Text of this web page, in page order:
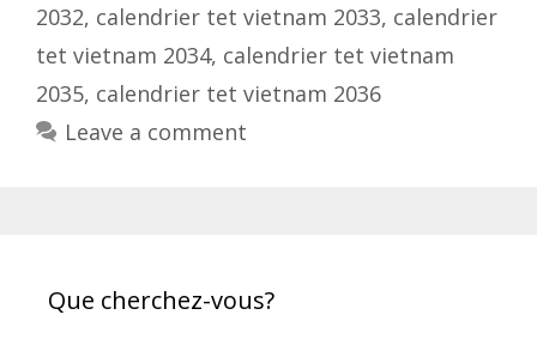
2032, calendrier tet vietnam 2033, calendrier
tet vietnam 2034, calendrier tet vietnam
2035, calendrier tet vietnam 2036
Leave a comment
Que cherchez-vous?